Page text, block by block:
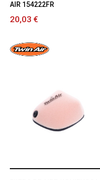
AIR 154222FR
20,03 €